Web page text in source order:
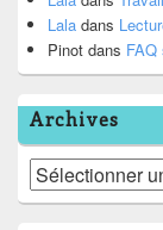
Lala dans
Pinot dans FAQ
Archives
Archives